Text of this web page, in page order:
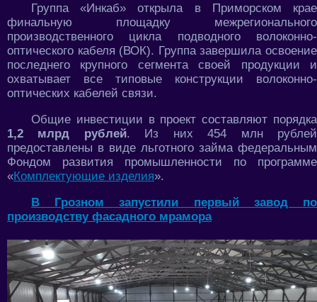
Группа «Инкаб» открыла в Приморском крае
финальную площадку межрегионального
производственного цикла подводного волоконно-
оптического кабеля (ВОК). Группа завершила освоение
последнего крупного сегмента своей продукции и
охватывает все типовые конструкции волоконно-
оптических кабелей связи.
Общие инвестиции в проект составляют порядка
1,2 млрд рублей. Из них 454 млн рублей
предоставлены в виде льготного займа федеральным
Фондом развития промышленности по программе
«Комплектующие изделия».
В Грозном запустили первый завод по
производству фасадного мрамора